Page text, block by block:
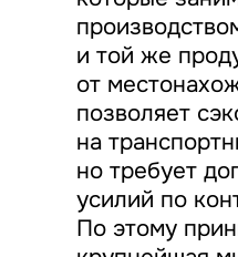
и той же
от
позволяет
на
но требует
усилий по
По этому